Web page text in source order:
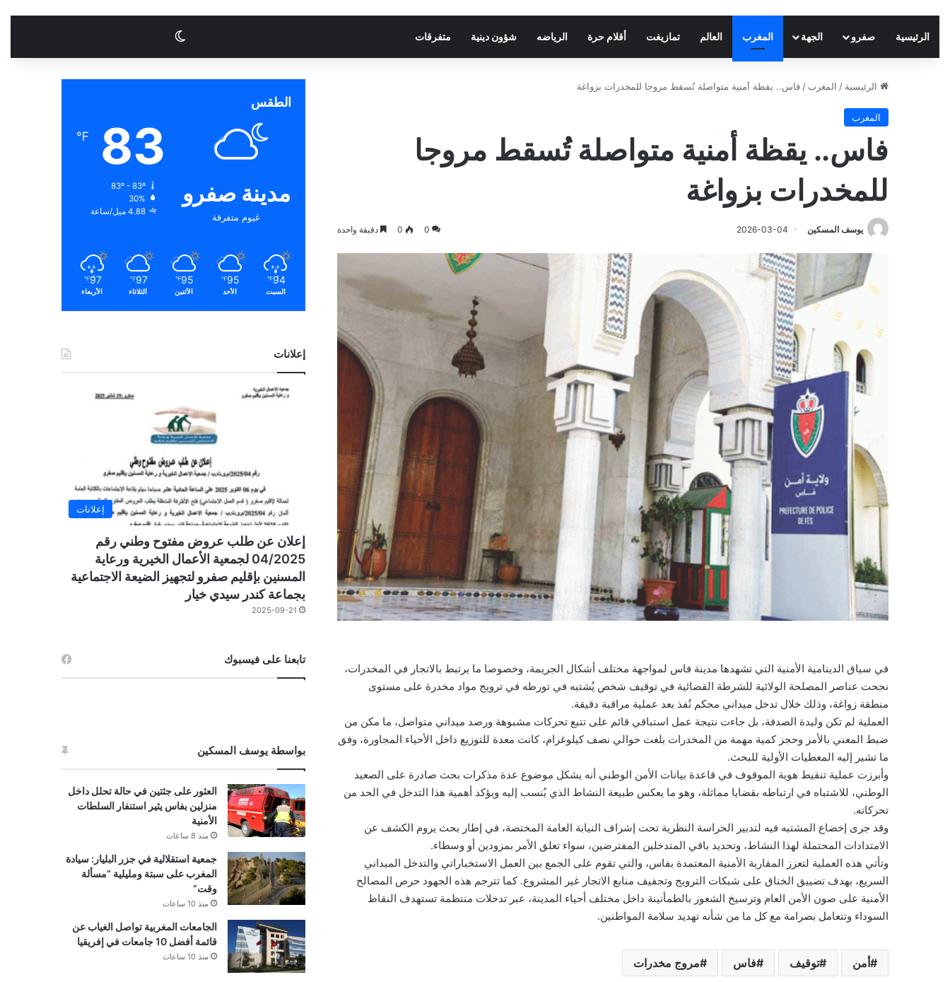
الرئيسية صفرو الجهة المغرب العالم تمازيغت أقلام حرة الرياضه شؤون دينية متفرقات الوضع المظلم
الرئيسية / المغرب / فاس.. يقظة أمنية متواصلة تُسقط مروجا للمخدرات بزواغة
المغرب
فاس.. يقظة أمنية متواصلة تُسقط مروجا
للمخدرات بزواغة
يوسف المسكين 2026-03-04
0
0 دقيقة واحدة
في سياق الدينامية الأمنية التي تشهدها مدينة فاس لمواجهة مختلف أشكال الجريمة، وخصوصا ما يرتبط بالاتجار في المخدرات،
نجحت عناصر المصلحة الولائية للشرطة القضائية في توقيف شخص يُشتبه في تورطه في ترويج مواد مخدرة على مستوى
منطقة زواغة، وذلك خلال تدخل ميداني محكم نُفذ بعد عملية مراقبة دقيقة.
العملية لم تكن وليدة الصدفة، بل جاءت نتيجة عمل استباقي قائم على تتبع تحركات مشبوهة ورصد ميداني متواصل، ما مكن من
ضبط المعني بالأمر وحجز كمية مهمة من المخدرات بلغت حوالي نصف كيلوغرام، كانت معدة للتوزيع داخل الأحياء المجاورة، وفق
ما تشير إليه المعطيات الأولية للبحث.
وأبرزت عملية تنقيط هوية الموقوف في قاعدة بيانات الأمن الوطني أنه يشكل موضوع عدة مذكرات بحث صادرة على الصعيد
الوطني، للاشتباه في ارتباطه بقضايا مماثلة، وهو ما يعكس طبيعة النشاط الذي يُنسب إليه ويؤكد أهمية هذا التدخل في الحد من
تحركاته.
وقد جرى إخضاع المشتبه فيه لتدبير الحراسة النظرية تحت إشراف النيابة العامة المختصة، في إطار بحث يروم الكشف عن
الامتدادات المحتملة لهذا النشاط، وتحديد باقي المتدخلين المفترضين، سواء تعلق الأمر بمزودين أو وسطاء.
وتأتي هذه العملية لتعزز المقاربة الأمنية المعتمدة بفاس، والتي تقوم على الجمع بين العمل الاستخباراتي والتدخل الميداني
السريع، بهدف تضييق الخناق على شبكات الترويج وتجفيف منابع الاتجار غير المشروع. كما تترجم هذه الجهود حرص المصالح
الأمنية على صون الأمن العام وترسيخ الشعور بالطمأنينة داخل مختلف أحياء المدينة، عبر تدخلات منتظمة تستهدف النقاط
السوداء وتتعامل بصرامة مع كل ما من شأنه تهديد سلامة المواطنين.
أمن توقيف فاس مروج مخدرات
الطقس
مدينة صفرو
غيوم متفرقة
83
℉
83º - 83º
30%
4.88 ميل/ساعة
94
℉
السبت
95
℉
الأحد
95
℉
الأثنين
97
℉
الثلاثاء
97
℉
الأربعاء
إعلانات
إعلانات
إعلان عن طلب عروض مفتوح وطني رقم
04/2025 لجمعية الأعمال الخيرية ورعاية
المسنين بإقليم صفرو لتجهيز الضيعة الاجتماعية
بجماعة كندر سيدي خيار
2025-09-21
تابعنا على فيسبوك
بواسطة يوسف المسكين
العثور على جثتين في حالة تحلل داخل
منزلين بفاس يثير استنفار السلطات
الأمنية
منذ 8 ساعات
جمعية استقلالية في جزر البليار: سيادة
المغرب على سبتة ومليلية “مسألة
وقت”
منذ 10 ساعات
الجامعات المغربية تواصل الغياب عن
قائمة أفضل 10 جامعات في إفريقيا
منذ 10 ساعات